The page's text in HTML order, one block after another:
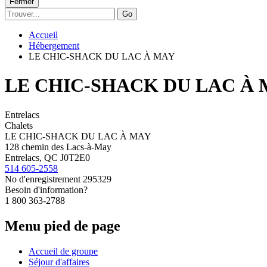
Go
Accueil
Hébergement
LE CHIC-SHACK DU LAC À MAY
LE CHIC-SHACK DU LAC À
Entrelacs
Chalets
LE CHIC-SHACK DU LAC À MAY
128 chemin des Lacs-à-May
Entrelacs, QC J0T2E0
514 605-2558
No d'enregistrement 295329
Besoin d'information?
1 800 363-2788
Menu pied de page
Accueil de groupe
Séjour d'affaires